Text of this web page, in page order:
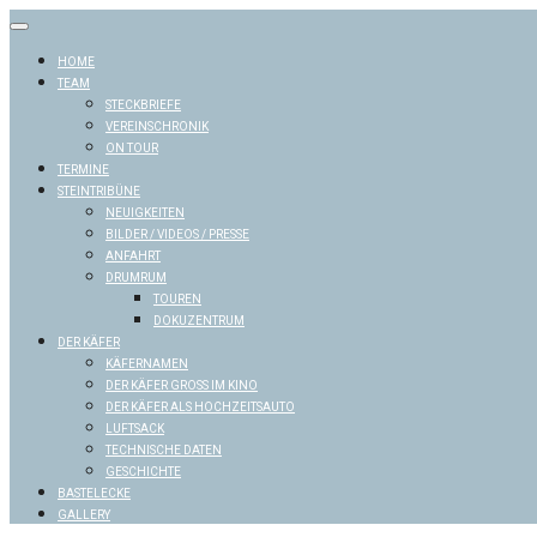
Skip
contentHOME
TEAM
STECKBRIEFE
VEREINSCHRONIK
ON TOUR
TERMINE
STEINTRIBÜNE
NEUIGKEITEN
BILDER / VIDEOS / PRESSE
ANFAHRT
DRUMRUM
TOUREN
DOKUZENTRUM
DER KÄFER
KÄFERNAMEN
DER KÄFER GROSS IM KINO
DER KÄFER ALS HOCHZEITSAUTO
LUFTSACK
TECHNISCHE DATEN
GESCHICHTE
BASTELECKE
GALLERY